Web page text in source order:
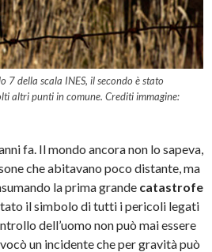
7 della scala INES, il secondo è stato
altri punti in comune. Crediti immagine:
fa. Il mondo ancora non lo sapeva,
che abitavano poco distante, ma
la prima grande catastrofe
il simbolo di tutti i pericoli legati
dell’uomo non può mai essere
un incidente che per gravità può